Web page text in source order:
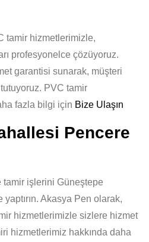
tamir hizmetlerimizle,
profesyonelce çözüyoruz.
garantisi sunarak, müşteri
PVC tamir
fazla bilgi için Bize Ulaşın
Pencere
tamir işlerini Güneştepe
Akasya Pen olarak,
hizmetlerimizle sizlere hizmet
hizmetlerimiz hakkında daha